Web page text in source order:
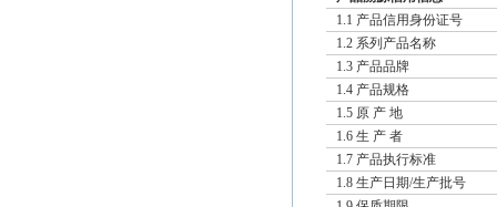
1.1 产品信用身份证号
1.2 系列产品名称
1.3 产品品牌
1.4 产品规格
1.5 原 产 地
1.6 生 产 者
1.7 产品执行标准
1.8 生产日期/生产批号